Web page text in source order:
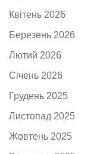
Квітень 2026
Березень 2026
Лютий 2026
Січень 2026
Грудень 2025
Листопад 2025
Жовтень 2025